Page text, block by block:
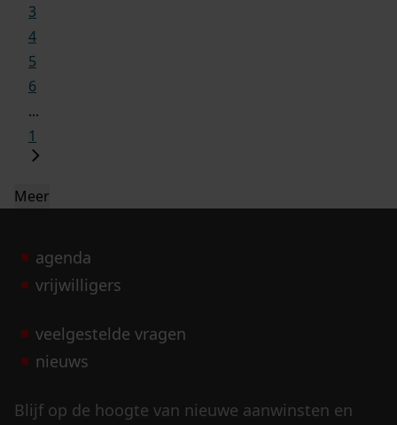
3
4
5
6
...
1
Meer
agenda
vrijwilligers
veelgestelde vragen
nieuws
Blijf op de hoogte van nieuwe aanwinsten en